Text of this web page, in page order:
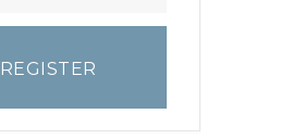
REGISTER